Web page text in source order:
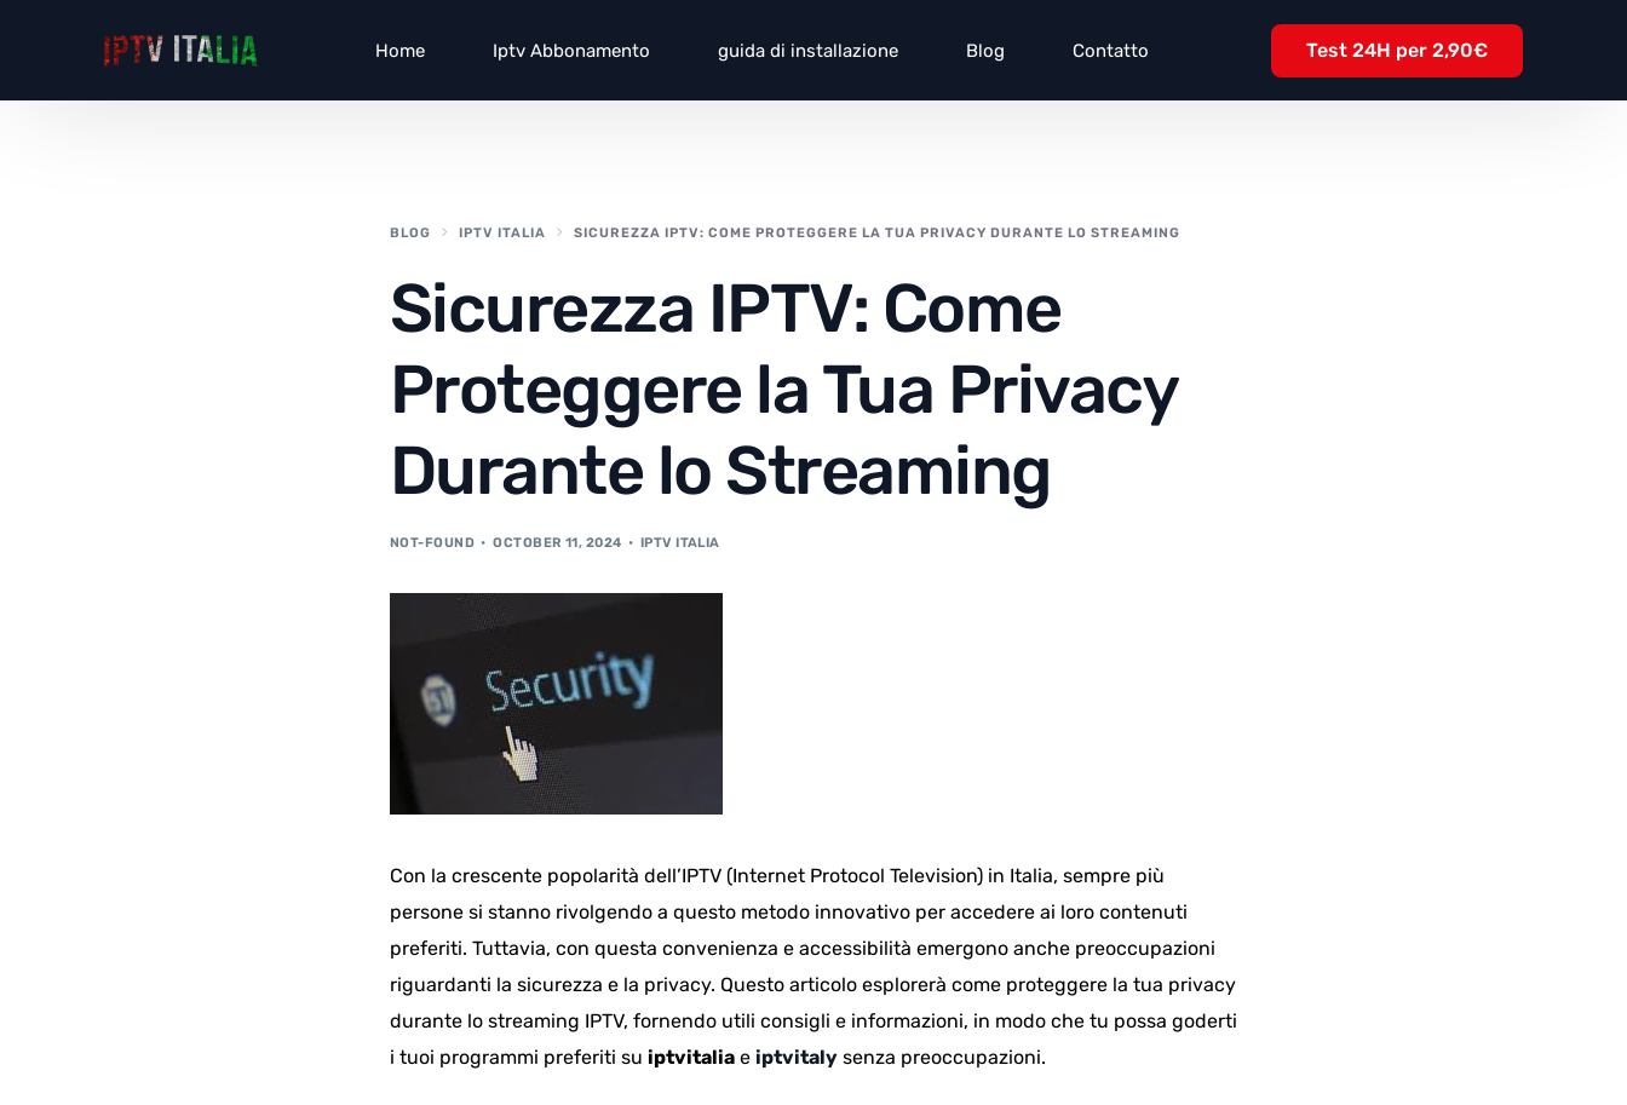
Home Iptv Abbonamento guida di installazione Blog Contatto Test 24H per 2,90€
BLOG IPTV ITALIA SICUREZZA IPTV: COME PROTEGGERE LA TUA PRIVACY DURANTE LO STREAMING
Sicurezza IPTV: Come
Proteggere la Tua Privacy
Durante lo Streaming
NOT-FOUND OCTOBER 11, 2024 IPTV ITALIA
Con la crescente popolarità dell’IPTV (Internet Protocol Television) in Italia, sempre più
persone si stanno rivolgendo a questo metodo innovativo per accedere ai loro contenuti
preferiti. Tuttavia, con questa convenienza e accessibilità emergono anche preoccupazioni
riguardanti la sicurezza e la privacy. Questo articolo esplorerà come proteggere la tua privacy
durante lo streaming IPTV, fornendo utili consigli e informazioni, in modo che tu possa goderti
i tuoi programmi preferiti su iptvitalia e iptvitaly senza preoccupazioni.